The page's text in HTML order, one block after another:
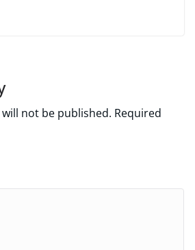
not be published. Required